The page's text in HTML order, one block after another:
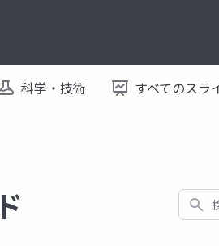
科学・技術 すべてのスラ
検索